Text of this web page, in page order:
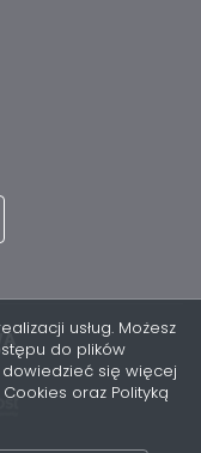
usług. Możesz
do plików
dowiedzieć się więcej
oraz Polityką